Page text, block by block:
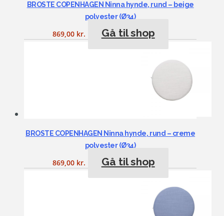
BROSTE COPENHAGEN Ninna hynde, rund – beige
polyester (Ø34)
869,00 kr. Gå til shop
BROSTE COPENHAGEN Ninna hynde, rund – creme
polyester (Ø34)
869,00 kr. Gå til shop